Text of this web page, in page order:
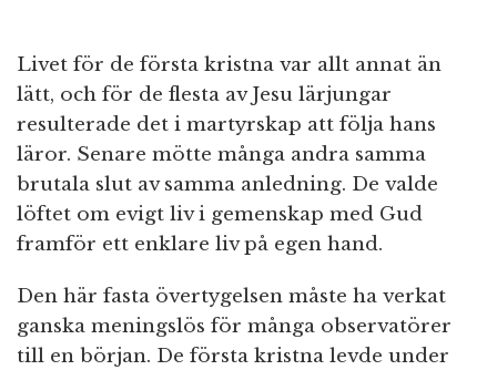
Livet för de första kristna var allt annat än
lätt, och för de flesta av Jesu lärjungar
resulterade det i martyrskap att följa hans
läror. Senare mötte många andra samma
brutala slut av samma anledning. De valde
löftet om evigt liv i gemenskap med Gud
framför ett enklare liv på egen hand.
Den här fasta övertygelsen måste ha verkat
ganska meningslös för många observatörer
till en början. De första kristna levde under